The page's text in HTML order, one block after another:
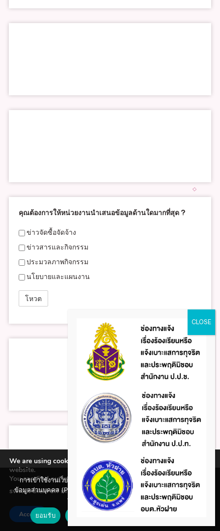
คุณต้องการให้หน่วยงานนำเสนอข้อมูลด้านใดมากที่สุด ?
ข่าวจัดซื้อจัดจ้าง
ข่าวสารและกิจกรรม
ประมวลภาพกิจกรรม
นโยบายและแผนงาน
We are using cookies to give you the best experience on our
website.
You can find out more about which cookies we are using or
switch them off in
settings.
Accept
การเข้าใช้งานเว็บไซต์แห่งนี้ถือว่าท่านรับทราบใน นโยบายคุ้มครอง
ข้อมูลส่วนบุคคล (Privacy policy) และ นโยบายคุกกี้ (Cookie policy)
ที่ทางหน่วยงานได้จัดทำขึ้นแล้ว
ยอมรับ